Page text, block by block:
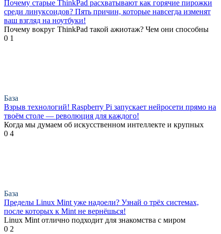
Почему старые ThinkPad расхватывают как горячие пирожки
среди линуксоидов? Пять причин, которые навсегда изменят
ваш взгляд на ноутбуки!
Почему вокруг ThinkPad такой ажиотаж? Чем они способны
0 1
База
Взрыв технологий! Raspberry Pi запускает нейросети прямо на
твоём столе — революция для каждого!
Когда мы думаем об искусственном интеллекте и крупных
0 4
База
Пределы Linux Mint уже надоели? Узнай о трёх системах,
после которых к Mint не вернёшься!
Linux Mint отлично подходит для знакомства с миром
0 2